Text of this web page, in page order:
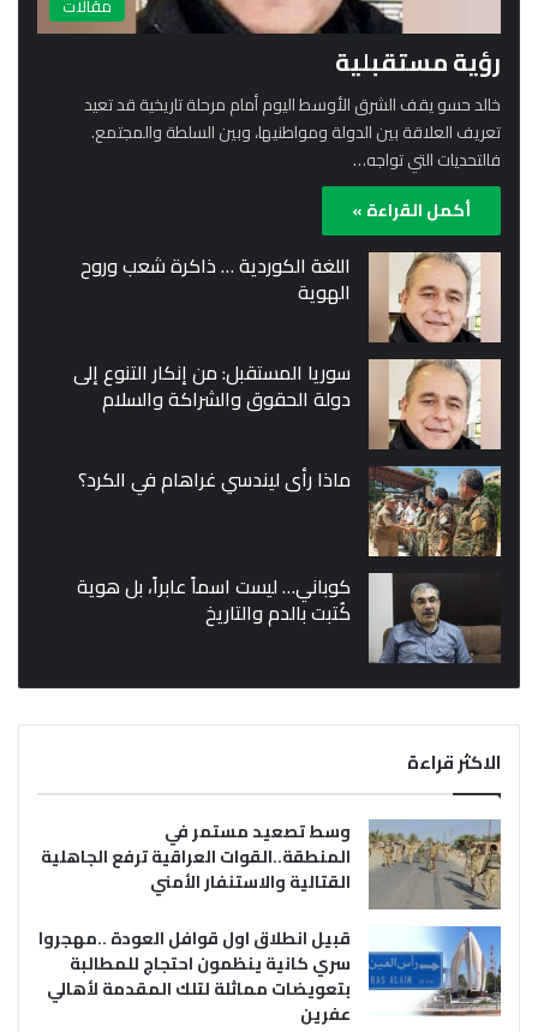
مقالات
رؤية مستقبلية
خالد حسو يقف الشرق الأوسط اليوم أمام مرحلة تاريخية قد تعيد
تعريف العلاقة بين الدولة ومواطنيها، وبين السلطة والمجتمع.
فالتحديات التي تواجه…
أكمل القراءة »
اللغة الكوردية … ذاكرة شعب وروح
الهوية
سوريا المستقبل: من إنكار التنوع إلى
دولة الحقوق والشراكة والسلام
ماذا رأى ليندسي غراهام في الكرد؟
كوباني… ليست اسماً عابراً، بل هوية
كُتبت بالدم والتاريخ
الاكثر قراءة
وسط تصعيد مستمر في
المنطقة..القوات العراقية ترفع الجاهلية
القتالية والاستنفار الأمني
قبيل انطلاق اول قوافل العودة ..مهجروا
سري كانية ينظمون احتجاج للمطالبة
بتعويضات مماثلة لتلك المقدمة لأهالي
عفرين